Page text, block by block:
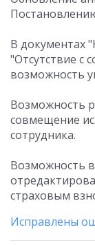
В документах
"Отсутствие с
возможность
Возможность
совмещение
сотрудника.
Возможность
страховым
Исправлены